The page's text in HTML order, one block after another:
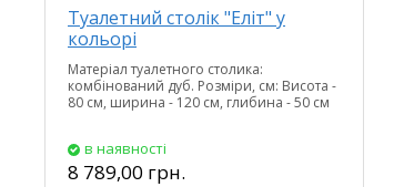
Туалетний столік "Еліт" у
кольорі
Матеріал туалетного столика:
комбінований дуб. Розміри, см: Висота -
80 см, ширина - 120 см, глибина - 50 см
в наявності
8 789,00 грн.